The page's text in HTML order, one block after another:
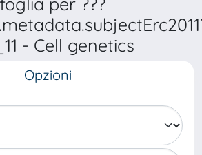
- Cell genetics
Opzioni